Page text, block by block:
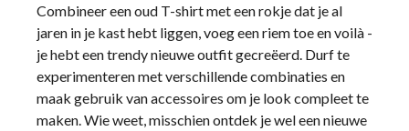
Combineer een oud T-shirt met een rokje dat je al
jaren in je kast hebt liggen, voeg een riem toe en voilà -
je hebt een trendy nieuwe outfit gecreëerd. Durf te
experimenteren met verschillende combinaties en
maak gebruik van accessoires om je look compleet te
maken. Wie weet, misschien ontdek je wel een nieuwe